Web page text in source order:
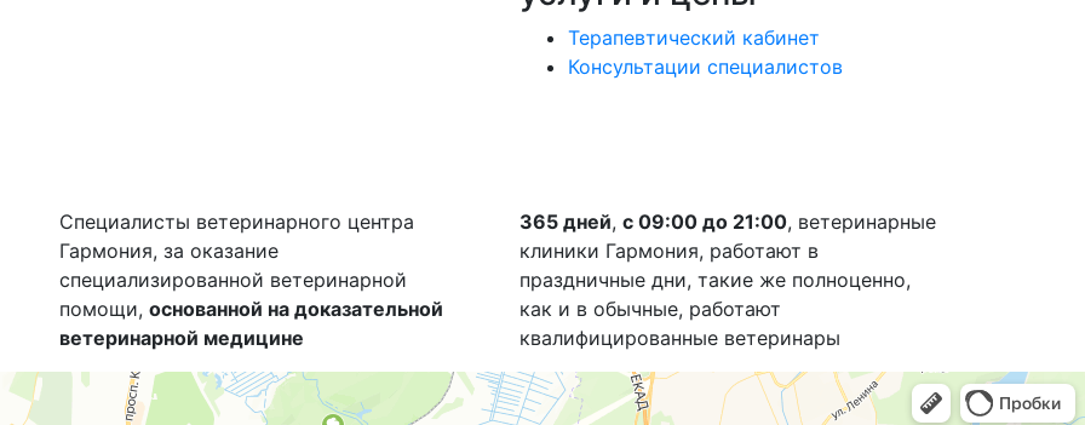
Терапевтический кабинет
Консультации специалистов
Специалисты ветеринарного центра
Гармония, за оказание
специализированной ветеринарной
помощи, основанной на доказательной
ветеринарной медицине
365 дней, с 09:00 до 21:00, ветеринарные
клиники Гармония, работают в
праздничные дни, такие же полноценно,
как и в обычные, работают
квалифицированные ветеринары